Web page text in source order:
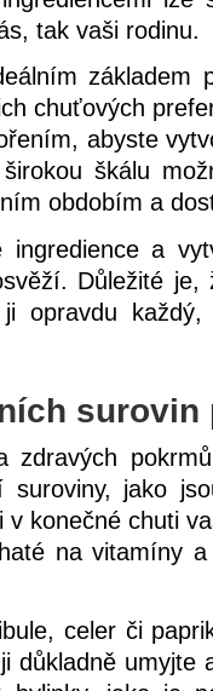
tak vaši rodinu.
základem
chuťových
abyste
škálu
obdobím a
a
Důležité
ji opravdu
surovin
zdravých
suroviny, jako
konečné chuti
na vitamíny
celer či
důkladně umyjte